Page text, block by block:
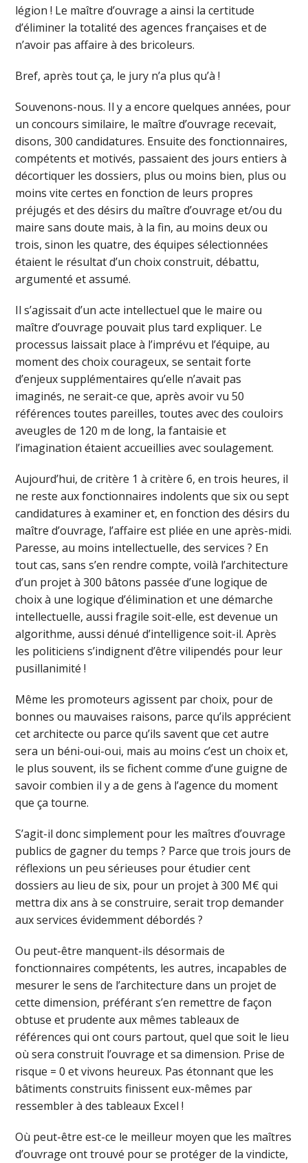
légion ! Le maître d’ouvrage a ainsi la certitude
d’éliminer la totalité des agences françaises et de
n’avoir pas affaire à des bricoleurs.
Bref, après tout ça, le jury n’a plus qu’à !
Souvenons-nous. Il y a encore quelques années, pour
un concours similaire, le maître d’ouvrage recevait,
disons, 300 candidatures. Ensuite des fonctionnaires,
compétents et motivés, passaient des jours entiers à
décortiquer les dossiers, plus ou moins bien, plus ou
moins vite certes en fonction de leurs propres
préjugés et des désirs du maître d’ouvrage et/ou du
maire sans doute mais, à la fin, au moins deux ou
trois, sinon les quatre, des équipes sélectionnées
étaient le résultat d’un choix construit, débattu,
argumenté et assumé.
Il s’agissait d’un acte intellectuel que le maire ou
maître d’ouvrage pouvait plus tard expliquer. Le
processus laissait place à l’imprévu et l’équipe, au
moment des choix courageux, se sentait forte
d’enjeux supplémentaires qu’elle n’avait pas
imaginés, ne serait-ce que, après avoir vu 50
références toutes pareilles, toutes avec des couloirs
aveugles de 120 m de long, la fantaisie et
l’imagination étaient accueillies avec soulagement.
Aujourd’hui, de critère 1 à critère 6, en trois heures, il
ne reste aux fonctionnaires indolents que six ou sept
candidatures à examiner et, en fonction des désirs du
maître d’ouvrage, l’affaire est pliée en une après-midi.
Paresse, au moins intellectuelle, des services ? En
tout cas, sans s’en rendre compte, voilà l’architecture
d’un projet à 300 bâtons passée d’une logique de
choix à une logique d’élimination et une démarche
intellectuelle, aussi fragile soit-elle, est devenue un
algorithme, aussi dénué d’intelligence soit-il. Après
les politiciens s’indignent d’être vilipendés pour leur
pusillanimité !
Même les promoteurs agissent par choix, pour de
bonnes ou mauvaises raisons, parce qu’ils apprécient
cet architecte ou parce qu’ils savent que cet autre
sera un béni-oui-oui, mais au moins c’est un choix et,
le plus souvent, ils se fichent comme d’une guigne de
savoir combien il y a de gens à l’agence du moment
que ça tourne.
S’agit-il donc simplement pour les maîtres d’ouvrage
publics de gagner du temps ? Parce que trois jours de
réflexions un peu sérieuses pour étudier cent
dossiers au lieu de six, pour un projet à 300 M€ qui
mettra dix ans à se construire, serait trop demander
aux services évidemment débordés ?
Ou peut-être manquent-ils désormais de
fonctionnaires compétents, les autres, incapables de
mesurer le sens de l’architecture dans un projet de
cette dimension, préférant s’en remettre de façon
obtuse et prudente aux mêmes tableaux de
références qui ont cours partout, quel que soit le lieu
où sera construit l’ouvrage et sa dimension. Prise de
risque = 0 et vivons heureux. Pas étonnant que les
bâtiments construits finissent eux-mêmes par
ressembler à des tableaux Excel !
Où peut-être est-ce le meilleur moyen que les maîtres
d’ouvrage ont trouvé pour se protéger de la vindicte,